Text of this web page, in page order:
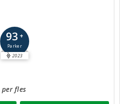
93 +
Parker
2023
per fles